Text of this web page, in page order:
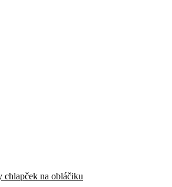
chlapček na obláčiku